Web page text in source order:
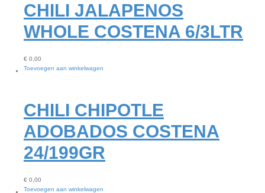
CHILI JALAPENOS
WHOLE COSTENA 6/3LTR
€ 0,00
Toevoegen aan winkelwagen
CHILI CHIPOTLE
ADOBADOS COSTENA
24/199GR
€ 0,00
Toevoegen aan winkelwagen